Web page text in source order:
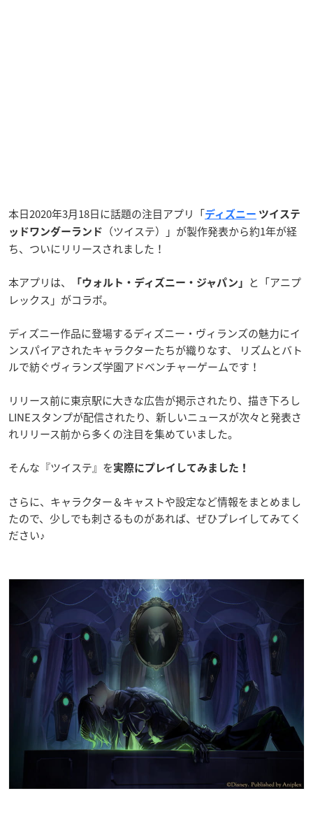
本日2020年3月18日に話題の注目アプリ「ディズニー ツイステ
ッドワンダーランド
（ツイステ）」が製作発表から約1年が経
ち、ついにリリースされました！
本アプリは、 「ウォルト・ディズニー・ジャパン」
と「アニプ
レックス」がコラボ。
ディズニー作品に登場するディズニー・ヴィランズの魅力にイ
ンスパイアされたキャラクターたちが織りなす、 リズムとバト
ルで紡ぐヴィランズ学園アドベンチャーゲームです！
リリース前に東京駅に大きな広告が掲示されたり、描き下ろし
LINEスタンプが配信されたり、新しいニュースが次々と発表さ
れリリース前から多くの注目を集めていました。
そんな『ツイステ』を 実際にプレイしてみました！
さらに、キャラクター＆キャストや設定など情報をまとめまし
たので、少しでも刺さるものがあれば、ぜひプレイしてみてく
ださい♪